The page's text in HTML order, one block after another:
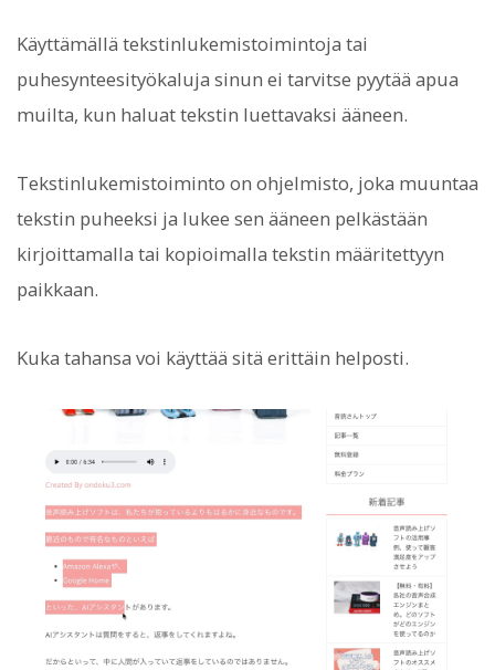
Käyttämällä tekstinlukemistoimintoja tai
puhesynteesityökaluja sinun ei tarvitse pyytää apua
muilta, kun haluat tekstin luettavaksi ääneen.
Tekstinlukemistoiminto on ohjelmisto, joka muuntaa
tekstin puheeksi ja lukee sen ääneen pelkästään
kirjoittamalla tai kopioimalla tekstin määritettyyn
paikkaan.
Kuka tahansa voi käyttää sitä erittäin helposti.